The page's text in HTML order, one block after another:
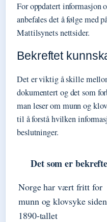
For oppdatert informasjon
anbefales det å følge med
Mattilsynets nettsider.
Bekreftet
Det er viktig å skille
dokumentert og det som
man leser om munn og
til å forstå hvilken
beslutninger.
Det som er
Norge har vært fritt for
munn og klovsyke siden
1890-tallet